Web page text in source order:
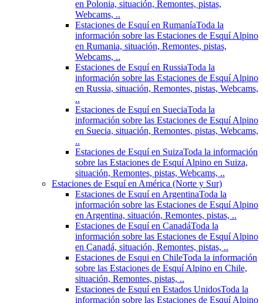
en Polonia, situación, Remontes, pistas,
Webcams, ..
Estaciones de Esquí en RumaníaToda la
información sobre las Estaciones de Esquí Alpino
en Rumania, situación, Remontes, pistas,
Webcams, ..
Estaciones de Esquí en RussiaToda la
información sobre las Estaciones de Esquí Alpino
en Russia, situación, Remontes, pistas, Webcams,
..
Estaciones de Esquí en SueciaToda la
información sobre las Estaciones de Esquí Alpino
en Suecia, situación, Remontes, pistas, Webcams,
..
Estaciones de Esquí en SuizaToda la información
sobre las Estaciones de Esquí Alpino en Suiza,
situación, Remontes, pistas, Webcams, ..
Estaciones de Esquí en América (Norte y Sur)
Estaciones de Esquí en ArgentinaToda la
información sobre las Estaciones de Esquí Alpino
en Argentina, situación, Remontes, pistas, ..
Estaciones de Esquí en CanadáToda la
información sobre las Estaciones de Esquí Alpino
en Canadá, situación, Remontes, pistas, ..
Estaciones de Esqui en ChileToda la información
sobre las Estaciones de Esquí Alpino en Chile,
situación, Remontes, pistas, ..
Estaciones de Esquí en Estados UnidosToda la
información sobre las Estaciones de Esquí Alpino